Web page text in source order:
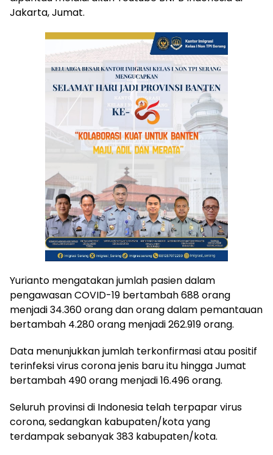
Jakarta, Jumat.
Yurianto mengatakan jumlah pasien dalam
pengawasan COVID-19 bertambah 688 orang
menjadi 34.360 orang dan orang dalam pemantauan
bertambah 4.280 orang menjadi 262.919 orang.
Data menunjukkan jumlah terkonfirmasi atau positif
terinfeksi virus corona jenis baru itu hingga Jumat
bertambah 490 orang menjadi 16.496 orang.
Seluruh provinsi di Indonesia telah terpapar virus
corona, sedangkan kabupaten/kota yang
terdampak sebanyak 383 kabupaten/kota.